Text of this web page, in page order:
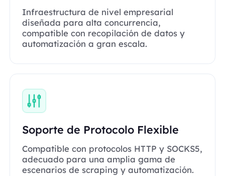
Infraestructura de nivel empresarial
diseñada para alta concurrencia,
compatible con recopilación de datos y
automatización a gran escala.
Soporte de Protocolo Flexible
Compatible con protocolos HTTP y SOCKS5,
adecuado para una amplia gama de
escenarios de scraping y automatización.